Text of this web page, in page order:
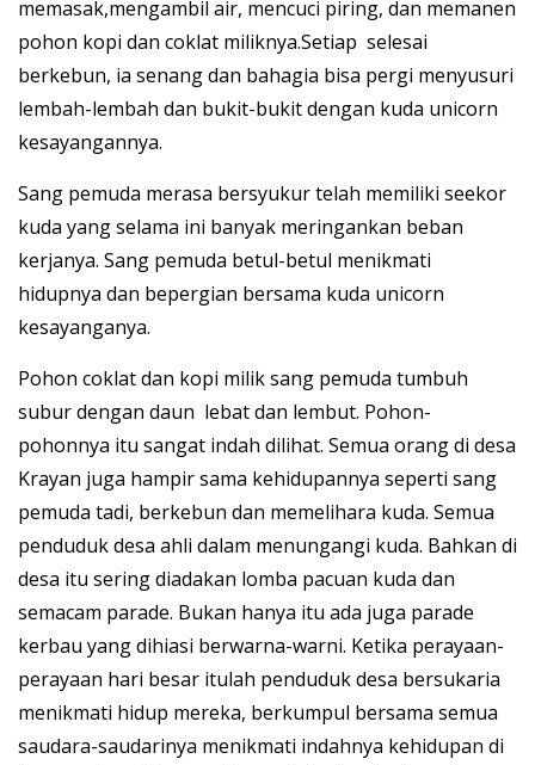
memasak,mengambil air, mencuci piring, dan memanen
pohon kopi dan coklat miliknya.Setiap selesai
berkebun, ia senang dan bahagia bisa pergi menyusuri
lembah-lembah dan bukit-bukit dengan kuda unicorn
kesayangannya.
Sang pemuda merasa bersyukur telah memiliki seekor
kuda yang selama ini banyak meringankan beban
kerjanya. Sang pemuda betul-betul menikmati
hidupnya dan bepergian bersama kuda unicorn
kesayanganya.
Pohon coklat dan kopi milik sang pemuda tumbuh
subur dengan daun lebat dan lembut. Pohon-
pohonnya itu sangat indah dilihat. Semua orang di desa
Krayan juga hampir sama kehidupannya seperti sang
pemuda tadi, berkebun dan memelihara kuda. Semua
penduduk desa ahli dalam menungangi kuda. Bahkan di
desa itu sering diadakan lomba pacuan kuda dan
semacam parade. Bukan hanya itu ada juga parade
kerbau yang dihiasi berwarna-warni. Ketika perayaan-
perayaan hari besar itulah penduduk desa bersukaria
menikmati hidup mereka, berkumpul bersama semua
saudara-saudarinya menikmati indahnya kehidupan di